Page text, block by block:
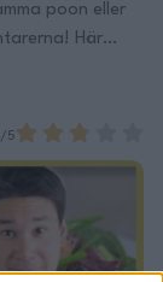
poon eller
Här
YbViUB
5